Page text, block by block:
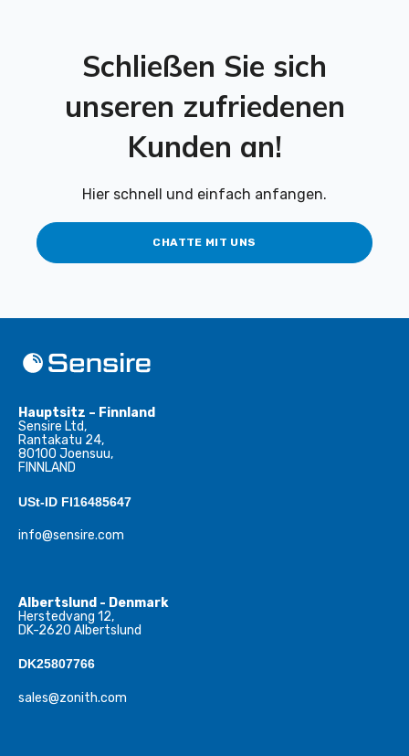
Schließen Sie sich
unseren zufriedenen
Kunden an!
Hier schnell und einfach anfangen.
CHATTE MIT UNS
Hauptsitz – Finnland
Sensire Ltd,
Rantakatu 24,
80100 Joensuu,
FINNLAND
USt-ID FI16485647
info@sensire.com
Albertslund - Denmark
Herstedvang 12,
DK-2620 Albertslund
DK25807766
sales@zonith.com